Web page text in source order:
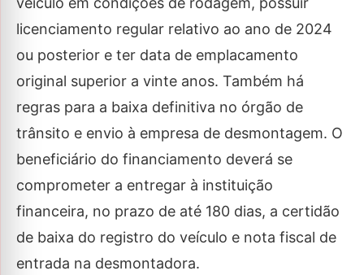
licenciamento regular relativo ao ano de 2024
ou posterior e ter data de emplacamento
original superior a vinte anos. Também há
regras para a baixa definitiva no órgão de
trânsito e envio à empresa de desmontagem. O
beneficiário do financiamento deverá se
comprometer a entregar à instituição
financeira, no prazo de até 180 dias, a certidão
de baixa do registro do veículo e nota fiscal de
entrada na desmontadora.